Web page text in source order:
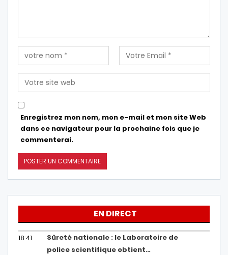
Enregistrez mon nom, mon e-mail et mon site Web
dans ce navigateur pour la prochaine fois que je
commenterai.
EN DIRECT
18:41
Sûreté nationale : le Laboratoire de
police scientifique obtient…